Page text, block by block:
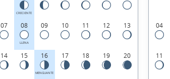
CRECIENTE
07 08
LLENA
09 10 11 12 13
14 15 16
MENGUANTE
17 18 19 20
04
11